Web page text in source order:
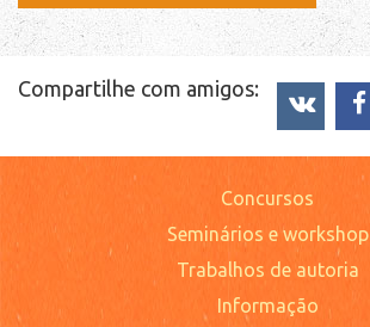
Compartilhe com amigos:
Concursos
Seminários e workshop
Trabalhos de autoria
Informação